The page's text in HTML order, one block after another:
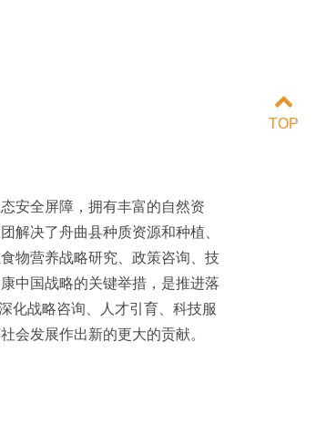
安全屏障，拥有丰富的自然资
解决了舟曲县种质资源和种植、
物营养战略研究、政策咨询、技
中国战略的关键举措，是推进落
化战略咨询、人才引育、科技服
会发展作出新的更大的贡献。
TOP